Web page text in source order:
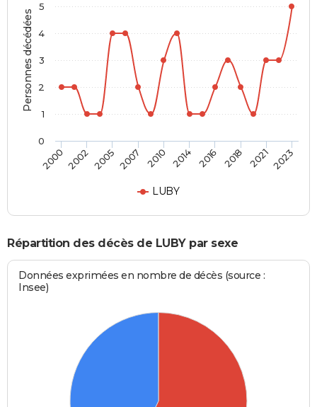
Personnes décédées
LUBY
2000 2002 2005 2007 2010 2014 2016 2018 20212023
0
1
2
3
4
5
Répartition des décès de LUBY par sexe
Données exprimées en nombre de décès (source :
Insee)